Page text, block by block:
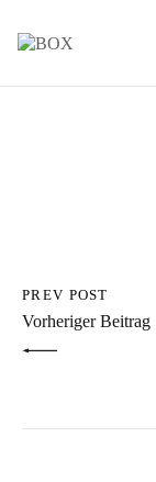
PREV POST
Vorheriger Beitrag